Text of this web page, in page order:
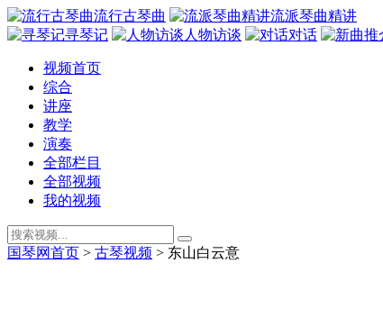
流行古琴曲
流派琴曲精讲
寻琴记
人物访谈 对话
视频首页
综合
讲座
教学
演奏
全部栏目
全部视频
我的视频
国琴网首页 > 古琴视频 > 东山白云意